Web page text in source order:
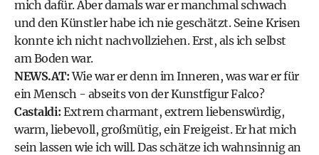
mich dafür. Aber damals war er manchmal schwach
und den Künstler habe ich nie geschätzt. Seine Krisen
konnte ich nicht nachvollziehen. Erst, als ich selbst
am Boden war.
NEWS.AT:Wie war er denn im Inneren, was war er für
ein Mensch - abseits von der Kunstfigur Falco?
Castaldi: Extrem charmant, extrem liebenswürdig,
warm, liebevoll, großmütig, ein Freigeist. Er hat mich
sein lassen wie ich will. Das schätze ich wahnsinnig an